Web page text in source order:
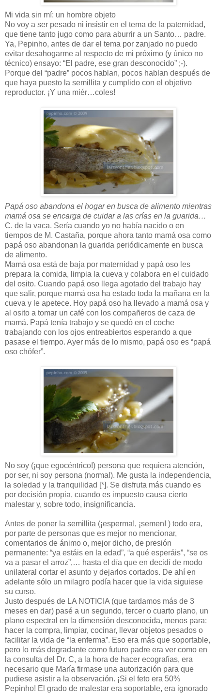
Mi vida sin mí: un hombre objeto
No voy a ser pesado ni insistir en el tema de la paternidad,
que tiene tanto jugo como para aburrir a un Santo… padre.
Ya, Pepinho, antes de dar el tema por zanjado no puedo
evitar desahogarme al respecto de mi próximo (y único no
técnico) ensayo: “El padre, ese gran desconocido” ;-).
Porque del “padre” pocos hablan, pocos hablan después de
que haya puesto la semillita y cumplido con el objetivo
reproductor. ¡Y una miér…coles!
Papá oso abandona el hogar en busca de alimento mientras
mamá osa se encarga de cuidar a las crías en la guarida…
C. de la vaca. Sería cuando yo no había nacido o en
tiempos de M. Castaña, porque ahora tanto mamá osa como
papá oso abandonan la guarida periódicamente en busca
de alimento.
Mamá osa está de baja por maternidad y papá oso les
prepara la comida, limpia la cueva y colabora en el cuidado
del osito. Cuando papá oso llega agotado del trabajo hay
que salir, porque mamá osa ha estado toda la mañana en la
cueva y le apetece. Hoy papá oso ha llevado a mamá osa y
al osito a tomar un café con los compañeros de caza de
mamá. Papá tenía trabajo y se quedó en el coche
trabajando con los ojos entreabiertos esperando a que
pasase el tiempo. Ayer más de lo mismo, papá oso es “papá
oso chófer”.
No soy (¡que egocéntrico!) persona que requiera atención,
por ser, ni soy persona (normal). Me gusta la independencia,
la soledad y la tranquilidad [*]. Se disfruta más cuando es
por decisión propia, cuando es impuesto causa cierto
malestar y, sobre todo, insignificancia.
Antes de poner la semillita (¡esperma!, ¡semen! ) todo era,
por parte de personas que es mejor no mencionar,
comentarios de ánimo o, mejor dicho, de presión
permanente: “ya estáis en la edad”, “a qué esperáis”, “se os
va a pasar el arroz”,… hasta el día que en decidí de modo
unilateral cortar el asunto y dejarlos cortados. De ahí en
adelante sólo un milagro podía hacer que la vida siguiese
su curso.
Justo después de LA NOTICIA (que tardamos más de 3
meses en dar) pasé a un segundo, tercer o cuarto plano, un
plano espectral en la dimensión desconocida, menos para:
hacer la compra, limpiar, cocinar, llevar objetos pesados o
facilitar la vida de “la enferma”. Eso era más que soportable,
pero lo más degradante como futuro padre era ver como en
la consulta del Dr. C, a la hora de hacer ecografías, era
necesario que María firmase una autorización para que
pudiese asistir a la observación. ¡Si el feto era 50%
Pepinho! El grado de malestar era soportable, era ignorado